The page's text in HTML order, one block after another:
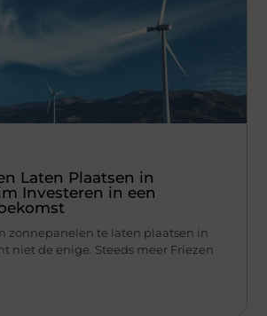
Laten Plaatsen in
Investeren in een
zonnepanelen te laten plaatsen in
niet de enige. Steeds meer Friezen